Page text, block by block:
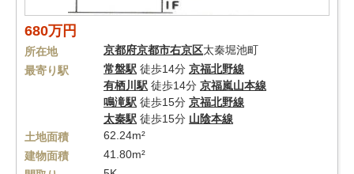
680万円
所在地 京都府京都市右京区太秦堀池町
最寄り駅
常盤駅 徒歩14分 京福北野線
有栖川駅 徒歩14分 京福嵐山本線
鳴滝駅 徒歩15分 京福北野線
太秦駅 徒歩15分 山陰本線
土地面積
62.24m²
建物面積
41.80m²